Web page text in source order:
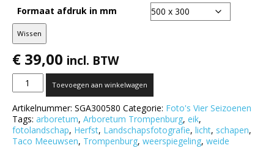
Formaat afdruk in mm
Wissen
€ 39,00 incl. BTW
Een
eik
herfst
aantal
Toevoegen aan winkelwagen
Artikelnummer: SGA300580 Categorie: Foto's Vier Seizoenen
Tags: arboretum, Arboretum Trompenburg, eik,
fotolandschap, Herfst, Landschapsfotografie, licht, schapen,
Taco Meeuwsen, Trompenburg, weerspiegeling, weide